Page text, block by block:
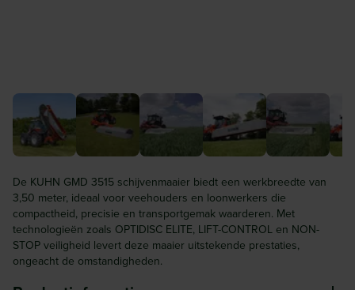
De KUHN GMD 3515 schijvenmaaier biedt een werkbreedte van
3,50 meter, ideaal voor veehouders en loonwerkers die
compactheid, precisie en transportgemak waarderen. Met
technologieën zoals OPTIDISC ELITE, LIFT-CONTROL en NON-
STOP veiligheid levert deze maaier uitstekende prestaties,
ongeacht de omstandigheden.